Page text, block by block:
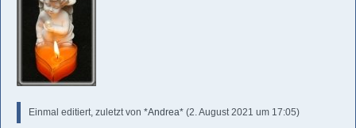
Einmal editiert, zuletzt von *Andrea* (2. August 2021 um 17:05)